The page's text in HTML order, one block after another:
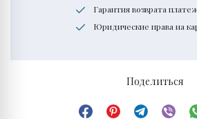
Гарантия возврата
Юридические права на
Поделиться